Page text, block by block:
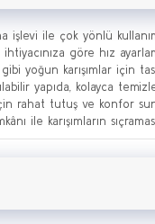
işlevi ile çok yönlü
göre hız
yoğun karışımlar için
yapıda, kolayca
rahat tutuş ve konfor
ile karışımların